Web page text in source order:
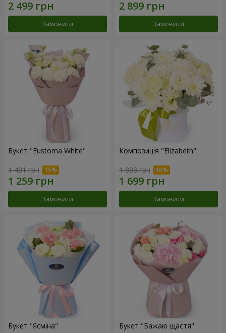
Замовити Замовити
Букет "Eustoma White"
1 481 грн
Замовити
Композиція "Elizabeth"
1 888 грн
Замовити
Букет "Ясміна" Букет "Бажаю щастя"